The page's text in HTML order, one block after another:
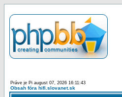
Práve je Pi august 07, 2026 16:11:43
Obsah fóra hifi.slovanet.sk